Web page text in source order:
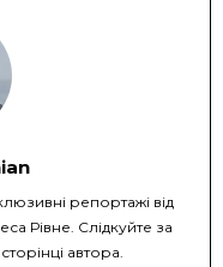
репортажі від
Рівне. Слідкуйте за
автора.